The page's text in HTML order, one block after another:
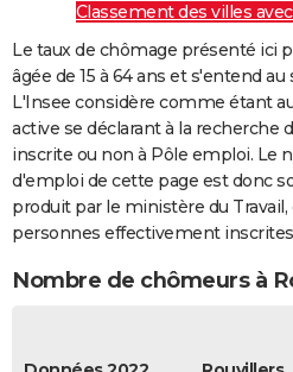
Classement des villes
Le taux de chômage présenté ici
âgée de 15 à 64 ans et s'entend
L'Insee considère comme étant
active se déclarant à la recherche
inscrite ou non à Pôle emploi. Le
d'emploi de cette page est donc
produit par le ministère du
personnes effectivement
Nombre de chômeurs à